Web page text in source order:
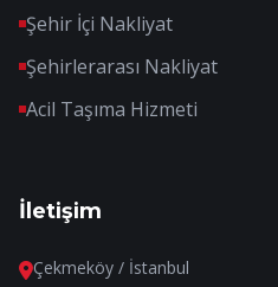
Şehir İçi Nakliyat
Şehirlerarası Nakliyat
Acil Taşıma Hizmeti
İletişim
Çekmeköy / İstanbul